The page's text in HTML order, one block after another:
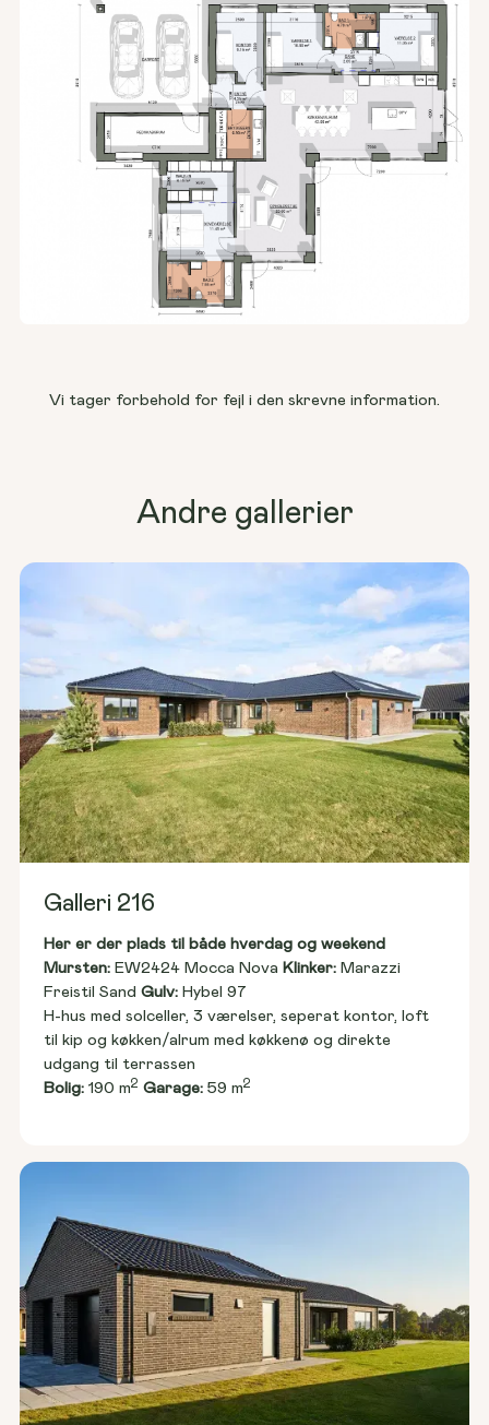
Vi tager forbehold for fejl i den skrevne information.
Andre gallerier
Galleri 216
Her er der plads til både hverdag og weekend
Mursten: EW2424 Mocca Nova Klinker: Marazzi
Freistil Sand Gulv: Hybel 97
H-hus med solceller, 3 værelser, seperat kontor, loft
til kip og køkken/alrum med køkkenø og direkte
udgang til terrassen
Bolig: 190 m2 Garage: 59 m2